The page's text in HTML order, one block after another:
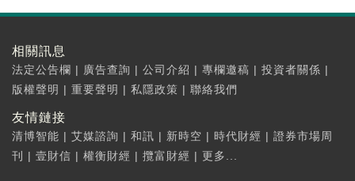
相關訊息
法定公告欄 | 廣告查詢 | 公司介紹 | 專欄邀稿 | 投資者關係 |
版權聲明 | 重要聲明 | 私隱政策 | 聯絡我們
友情鏈接
清博智能 | 艾媒諮詢 | 和訊 | 新時空 | 時代財經 | 證券市場周
刊
| 壹財信 | 權衡財經 | 攬富財經 | 更多...